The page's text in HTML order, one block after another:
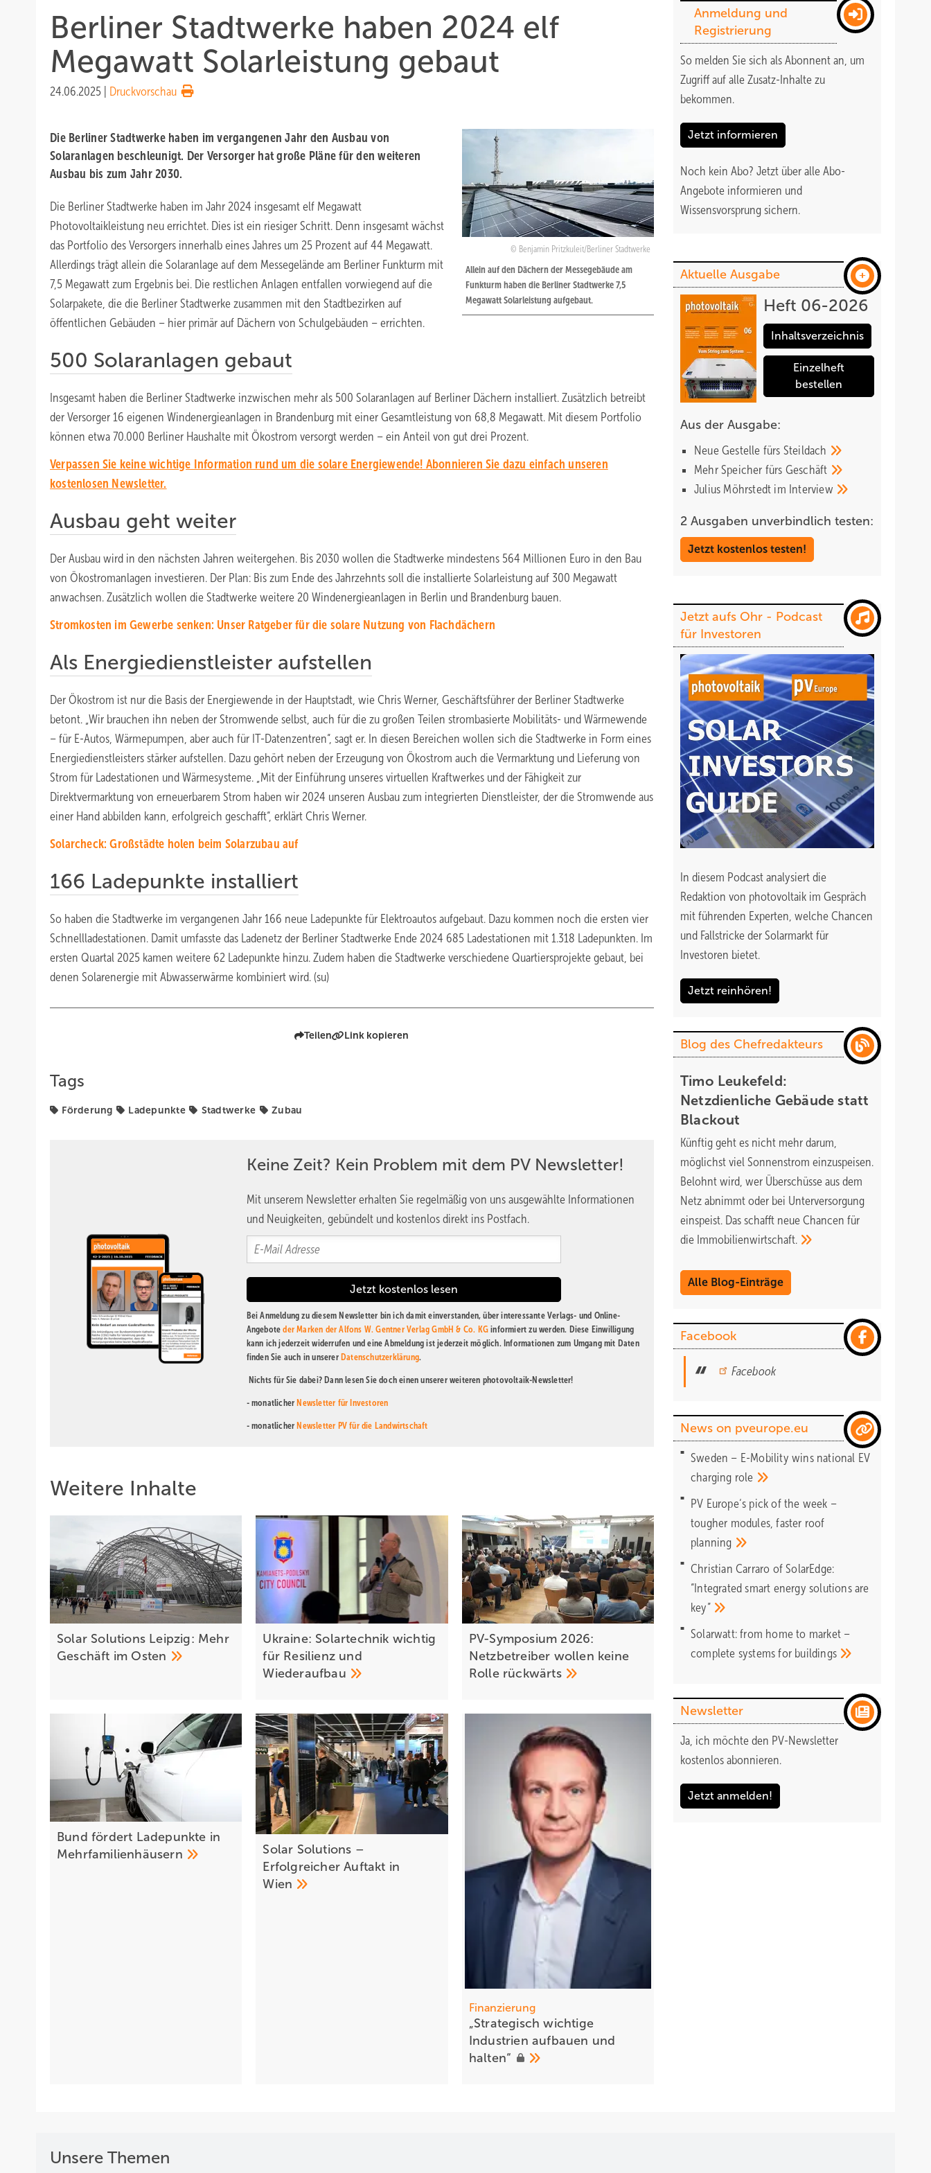
Berliner Stadtwerke haben 2024 elf
Megawatt Solarleistung gebaut
24.06.2025 Druckvorschau
Benjamin Pritzkuleit/Berliner Stadtwerke
Allein auf den Dächern der Messegebäude am
Funkturm haben die Berliner Stadtwerke 7,5
Megawatt Solarleistung aufgebaut.
Die Berliner Stadtwerke haben im vergangenen Jahr den Ausbau von
Solaranlagen beschleunigt. Der Versorger hat große Pläne für den weiteren
Ausbau bis zum Jahr 2030.
Die Berliner Stadtwerke haben im Jahr 2024 insgesamt elf Megawatt
Photovoltaikleistung neu errichtet. Dies ist ein riesiger Schritt. Denn insgesamt wächst
das Portfolio des Versorgers innerhalb eines Jahres um 25 Prozent auf 44 Megawatt.
Allerdings trägt allein die Solaranlage auf dem Messegelände am Berliner Funkturm mit
7,5 Megawatt zum Ergebnis bei. Die restlichen Anlagen entfallen vorwiegend auf die
Solarpakete, die die Berliner Stadtwerke zusammen mit den Stadtbezirken auf
öffentlichen Gebäuden – hier primär auf Dächern von Schulgebäuden – errichten.
500 Solaranlagen gebaut
Insgesamt haben die Berliner Stadtwerke inzwischen mehr als 500 Solaranlagen auf Berliner Dächern installiert. Zusätzlich betreibt
der Versorger 16 eigenen Windenergieanlagen in Brandenburg mit einer Gesamtleistung von 68,8 Megawatt. Mit diesem Portfolio
können etwa 70.000 Berliner Haushalte mit Ökostrom versorgt werden – ein Anteil von gut drei Prozent.
Verpassen Sie keine wichtige Information rund um die solare Energiewende! Abonnieren Sie dazu einfach unseren
kostenlosen Newsletter.
Ausbau geht weiter
Der Ausbau wird in den nächsten Jahren weitergehen. Bis 2030 wollen die Stadtwerke mindestens 564 Millionen Euro in den Bau
von Ökostromanlagen investieren. Der Plan: Bis zum Ende des Jahrzehnts soll die installierte Solarleistung auf 300 Megawatt
anwachsen. Zusätzlich wollen die Stadtwerke weitere 20 Windenergieanlagen in Berlin und Brandenburg bauen.
Stromkosten im Gewerbe senken: Unser Ratgeber für die solare Nutzung von Flachdächern
Als Energiedienstleister aufstellen
Der Ökostrom ist nur die Basis der Energiewende in der Hauptstadt, wie Chris Werner, Geschäftsführer der Berliner Stadtwerke
betont. „Wir brauchen ihn neben der Stromwende selbst, auch für die zu großen Teilen strombasierte Mobilitäts- und Wärmewende
– für E-Autos, Wärmepumpen, aber auch für IT-Datenzentren“, sagt er. In diesen Bereichen wollen sich die Stadtwerke in Form eines
Energiedienstleisters stärker aufstellen. Dazu gehört neben der Erzeugung von Ökostrom auch die Vermarktung und Lieferung von
Strom für Ladestationen und Wärmesysteme. „Mit der Einführung unseres virtuellen Kraftwerkes und der Fähigkeit zur
Direktvermarktung von erneuerbarem Strom haben wir 2024 unseren Ausbau zum integrierten Dienstleister, der die Stromwende aus
einer Hand abbilden kann, erfolgreich geschafft“, erklärt Chris Werner.
Solarcheck: Großstädte holen beim Solarzubau auf
166 Ladepunkte installiert
So haben die Stadtwerke im vergangenen Jahr 166 neue Ladepunkte für Elektroautos aufgebaut. Dazu kommen noch die ersten vier
Schnellladestationen. Damit umfasste das Ladenetz der Berliner Stadtwerke Ende 2024 685 Ladestationen mit 1.318 Ladepunkten. Im
ersten Quartal 2025 kamen weitere 62 Ladepunkte hinzu. Zudem haben die Stadtwerke verschiedene Quartiersprojekte gebaut, bei
denen Solarenergie mit Abwasserwärme kombiniert wird. (su)
Teilen Link kopieren
Tags
Förderung Ladepunkte Stadtwerke Zubau
Keine Zeit? Kein Problem mit dem PV Newsletter!
Mit unserem Newsletter erhalten Sie regelmäßig von uns ausgewählte Informationen
und Neuigkeiten, gebündelt und kostenlos direkt ins Postfach.
Bei Anmeldung zu diesem Newsletter bin ich damit einverstanden, über interessante Verlags- und Online-
Angeboteder Marken der Alfons W. Gentner Verlag GmbH & Co. KG informiert zu werden. Diese Einwilligung
kann ich jederzeit widerrufen und eine Abmeldung ist jederzeit möglich. Informationen zum Umgang mit Daten
finden Sie auch in unserer Datenschutzerklärung.
Nichts für Sie dabei? Dann lesen Sie doch einen unserer weiteren photovoltaik-Newsletter!
- monatlicher Newsletter für Investoren
- monatlicher Newsletter PV für die Landwirtschaft
Weitere Inhalte
Solar Solutions Leipzig: Mehr
Geschäft im Osten
Ukraine: Solartechnik wichtig
für Resilienz und
Wiederaufbau
PV-Symposium 2026:
Netzbetreiber wollen keine
Rolle rückwärts
Bund fördert Ladepunkte in
Mehrfamilienhäusern
Solar Solutions –
Erfolgreicher Auftakt in
Wien
Finanzierung
„Strategisch wichtige
Industrien aufbauen und
halten“
Anmeldung und
Registrierung
So melden Sie sich als Abonnent an, um
Zugriff auf alle Zusatz-Inhalte zu
bekommen.
Jetzt informieren
Noch kein Abo? Jetzt über alle Abo-
Angebote informieren und
Wissensvorsprung sichern.
Aktuelle Ausgabe
Heft 06-2026
Inhaltsverzeichnis
Einzelheft
bestellen
Aus der Ausgabe:
Neue Gestelle fürs Steildach
Mehr Speicher fürs Geschäft
Julius Möhrstedt im Interview
2 Ausgaben unverbindlich testen:
Jetzt kostenlos testen!
Jetzt aufs Ohr - Podcast
für Investoren
In diesem Podcast analysiert die
Redaktion von photovoltaik im Gespräch
mit führenden Experten, welche Chancen
und Fallstricke der Solarmarkt für
Investoren bietet.
Jetzt reinhören!
Blog des Chefredakteurs
Timo Leukefeld:
Netzdienliche Gebäude statt
Blackout
Künftig geht es nicht mehr darum,
möglichst viel Sonnenstrom einzuspeisen.
Belohnt wird, wer Überschüsse aus dem
Netz abnimmt oder bei Unterversorgung
einspeist. Das schafft neue Chancen für
die Immobilienwirtschaft.
Alle Blog-Einträge
Facebook
Facebook
News on pveurope.eu
Sweden – E-Mobility wins national EV
charging role
PV Europe‘s pick of the week –
tougher modules, faster roof
planning
Christian Carraro of SolarEdge:
“Integrated smart energy solutions are
key”
Solarwatt: from home to market –
complete systems for buildings
Newsletter
Ja, ich möchte den PV-Newsletter
kostenlos abonnieren.
Jetzt anmelden!
Unsere Themen